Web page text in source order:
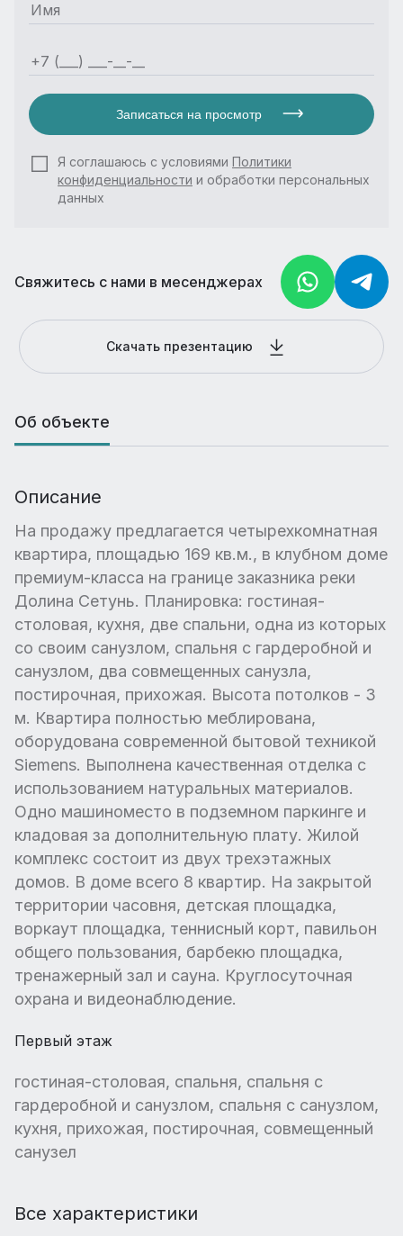
Записаться на просмотр
Я соглашаюсь с условиями Политики
конфиденциальности и обработки персональных
данных
Свяжитесь с нами в месенджерах
Скачать презентацию
Об объекте
Описание
На продажу предлагается четырехкомнатная
квартира, площадью 169 кв.м., в клубном доме
премиум-класса на границе заказника реки
Долина Сетунь. Планировка: гостиная-
столовая, кухня, две спальни, одна из которых
со своим санузлом, спальня с гардеробной и
санузлом, два совмещенных санузла,
постирочная, прихожая. Высота потолков - 3
м. Квартира полностью меблирована,
оборудована современной бытовой техникой
Siemens. Выполнена качественная отделка с
использованием натуральных материалов.
Одно машиноместо в подземном паркинге и
кладовая за дополнительную плату. Жилой
комплекс состоит из двух трехэтажных
домов. В доме всего 8 квартир. На закрытой
территории часовня, детская площадка,
воркаут площадка, теннисный корт, павильон
общего пользования, барбекю площадка,
тренажерный зал и сауна. Круглосуточная
охрана и видеонаблюдение.
Первый этаж
гостиная-столовая, спальня, спальня с
гардеробной и санузлом, спальня с санузлом,
кухня, прихожая, постирочная, совмещенный
санузел
Все характеристики